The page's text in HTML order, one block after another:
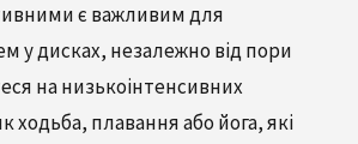
є важливим для
у дисках, незалежно від пори
на низькоінтенсивних
ходьба, плавання або йога, які